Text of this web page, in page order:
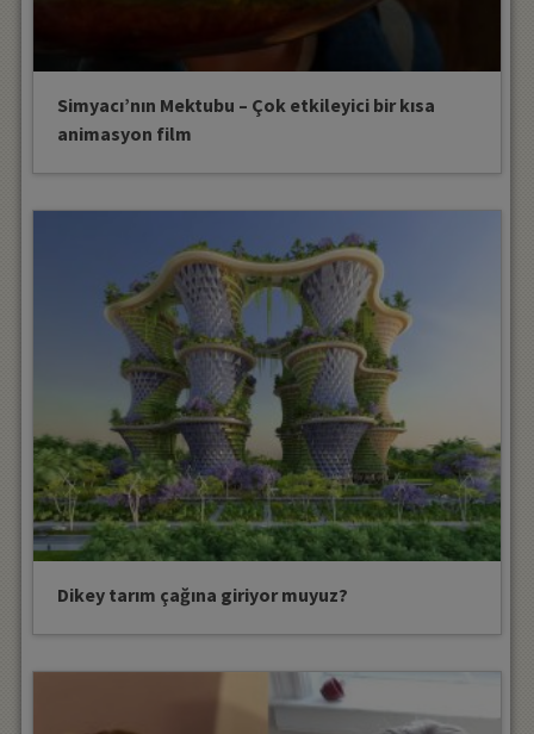
Simyacı’nın Mektubu – Çok etkileyici bir kısa
animasyon film
Dikey tarım çağına giriyor muyuz?